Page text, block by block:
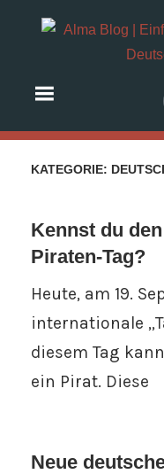
Deutsch
mit
und
Audios
KATEGORIE:
Kennst du
Piraten-Tag?
Heute, am 19.
internationale
diesem Tag
ein Pirat. Diese
Neue